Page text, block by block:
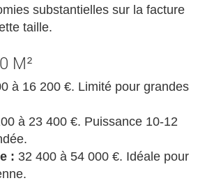
substantielles sur la facture
taille.
M²
à 16 200 €. Limité pour grandes
à 23 400 €. Puissance 10-12
: 32 400 à 54 000 €. Idéale pour